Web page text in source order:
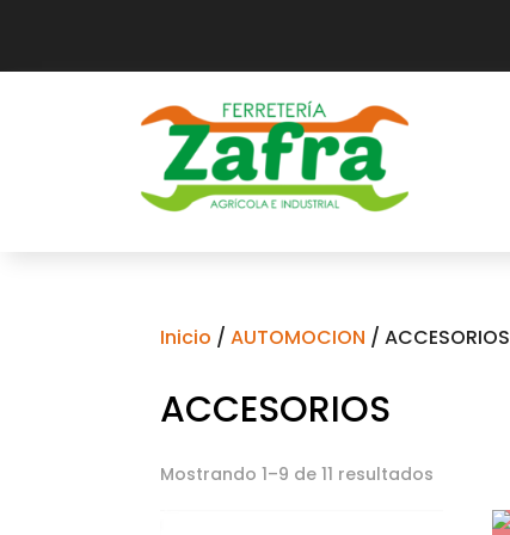
Inicio /AUTOMOCION / ACCESORIOS
ACCESORIOS
Mostrando 1–9 de 11 resultados